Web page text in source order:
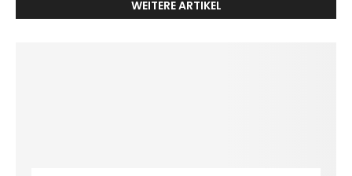
WEITERE ARTIKEL